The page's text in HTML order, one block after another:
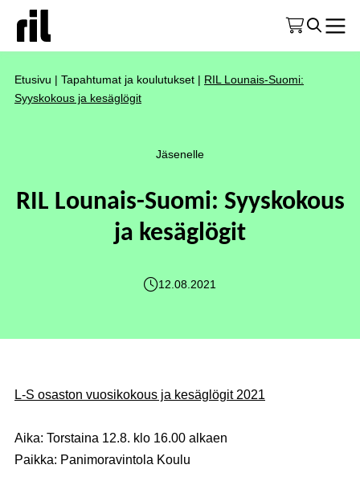
Etusivu | Tapahtumat ja koulutukset | RIL Lounais-Suomi:
Syyskokous ja kesäglögit
Jäsenelle
RIL Lounais-Suomi: Syyskokous
ja kesäglögit
12.08.2021
L-S osaston vuosikokous ja kesäglögit 2021
Aika: Torstaina 12.8. klo 16.00 alkaen
Paikka: Panimoravintola Koulu